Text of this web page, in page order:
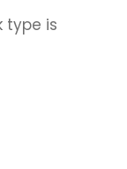
type is